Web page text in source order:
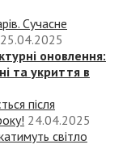
Сучасне
25.04.2025
оновлення:
та укриття в
після
24.04.2025
світло